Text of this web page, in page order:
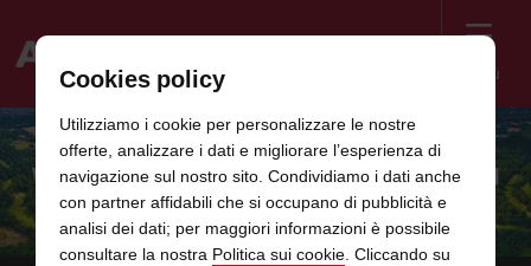
Menù
Welcome
Avis
WEC MONZA 2023: GUIDA ALLA 6 ORE DI
MONZA
Cookies policy
Utilizziamo i cookie per personalizzare le nostre
offerte, analizzare i dati e migliorare l’esperienza di
navigazione sul nostro sito. Condividiamo i dati anche
con partner affidabili che si occupano di pubblicità e
analisi dei dati; per maggiori informazioni è possibile
consultare la nostra Politica sui cookie. Cliccando su